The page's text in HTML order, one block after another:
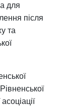
для
після
та